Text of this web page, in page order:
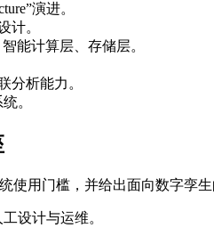
演进。
计。
能计算层、存储层。
分析能力。
。
用门槛，并给出面向数字孪
设计与运维。